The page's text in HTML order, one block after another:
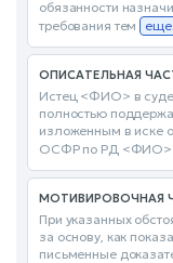
обязанности
требования тем
ОПИСАТЕЛЬНАЯ
Истец <ФИО> в
полностью
изложенным в иске
ОСФР по РД <ФИО>
МОТИВИРОВОЧНАЯ
При указанных
за основу, как
письменные